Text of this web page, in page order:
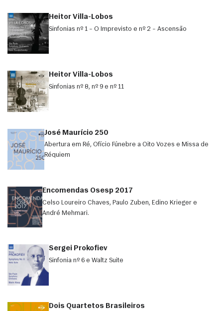
Heitor Villa-Lobos
Sinfonias nº 1 – O Imprevisto e nº 2 – Ascensão
Heitor Villa-Lobos
Sinfonias nº 8, nº 9 e nº 11
José Maurício 250
Abertura em Ré, Ofício Fúnebre a Oito Vozes e Missa de
Réquiem
Encomendas Osesp 2017
Celso Loureiro Chaves, Paulo Zuben, Edino Krieger e
André Mehmari.
Sergei Prokofiev
Sinfonia nº 6 e Waltz Suite
Dois Quartetos Brasileiros